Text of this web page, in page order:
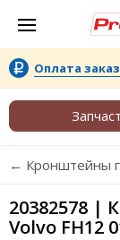
Оплата
← Кронштейны
20382578 |
Volvo FH12